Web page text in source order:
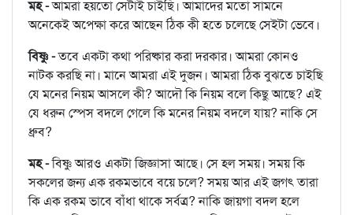
মহ -আমরা হয়তো সেটাই চাইছি। আমাদের মতো সামনে
অনেকেই অপেক্ষা করে আছেন ঠিক কী হতে চলেছে সেইটা ভেবে।
বিষ্ণু -তবে একটা কথা পরিষ্কার করা দরকার। আমরা কোনও
নাটক করছি না। মানে আমরা এই দুজন। আমরা ঠিক বুঝতে চাইছি
যে মনের নিয়ম আসলে কী? আদৌ কি নিয়ম বলে কিছু আছে? এই
যে ধরুন স্পেস বদলে গেলে কি মনের নিয়ম বদলে যায়? নাকি সে
ধ্রুব?
মহ -বিষ্ণু আরও একটা জিজ্ঞাসা আছে। সে হল সময়। সময় কি
সকলের জন্য এক রকমভাবে বয়ে চলে? সময় আর এই জগৎ তারা
কি এক রকম ভাবে বাঁধা থাকে সর্বত্র? নাকি জায়গা বদল হলে